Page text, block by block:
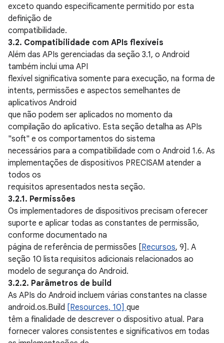
exceto quando especificamente permitido por esta
definição de
compatibilidade.
3.2. Compatibilidade com APIs flexíveis
Além das APIs gerenciadas da seção 3.1, o Android
também inclui uma API
flexível significativa somente para execução, na forma de
intents, permissões e aspectos semelhantes de
aplicativos Android
que não podem ser aplicados no momento da
compilação do aplicativo. Esta seção detalha as APIs
"soft" e os comportamentos do sistema
necessários para a compatibilidade com o Android 1.6. As
implementações de dispositivos PRECISAM atender a
todos os
requisitos apresentados nesta seção.
3.2.1. Permissões
Os implementadores de dispositivos precisam oferecer
suporte e aplicar todas as constantes de permissão,
conforme documentado na
página de referência de permissões [Recursos, 9]. A
seção 10 lista requisitos adicionais relacionados ao
modelo de segurança do Android.
3.2.2. Parâmetros de build
As APIs do Android incluem várias constantes na classe
android.os.Build [Resources, 10] que
têm a finalidade de descrever o dispositivo atual. Para
fornecer valores consistentes e significativos em todas